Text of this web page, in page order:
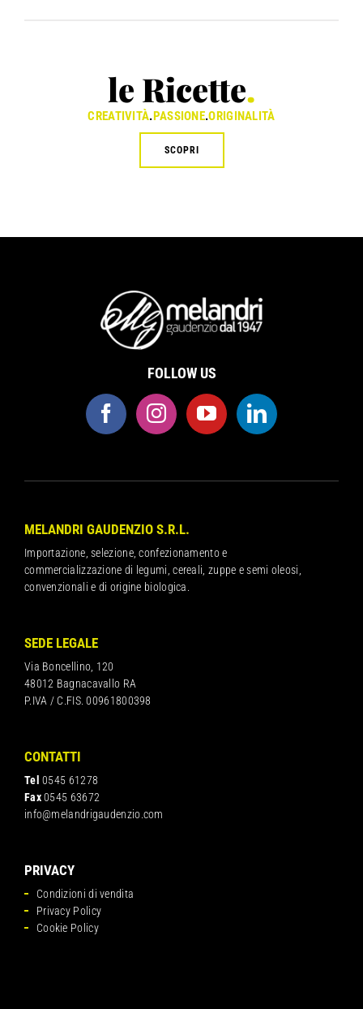
le Ricette.
CREATIVITÀ.PASSIONE.ORIGINALITÀ
SCOPRI
FOLLOW US
MELANDRI GAUDENZIO S.R.L.
Importazione, selezione, confezionamento e
commercializzazione di legumi, cereali, zuppe e semi oleosi,
convenzionali e di origine biologica.
SEDE LEGALE
Via Boncellino, 120
48012 Bagnacavallo RA
P.IVA / C.FIS. 00961800398
CONTATTI
Tel 0545 61278
Fax0545 63672
info@melandrigaudenzio.com
PRIVACY
Condizioni di vendita
Privacy Policy
Cookie Policy